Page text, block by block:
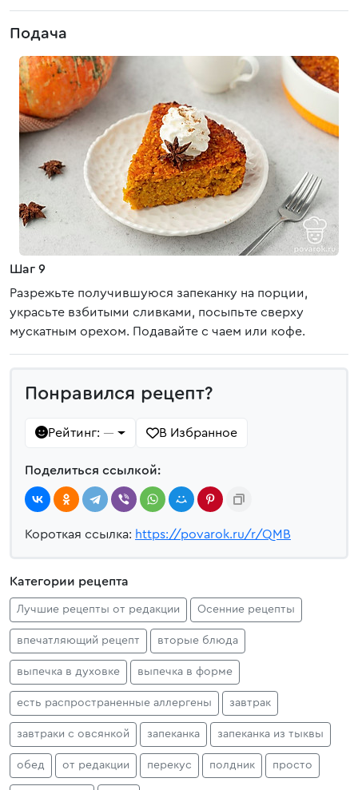
Подача
Шаг 9
Разрежьте получившуюся запеканку на порции,
украсьте взбитыми сливками, посыпьте сверху
мускатным орехом. Подавайте с чаем или кофе.
Понравился рецепт?
Рейтинг: — В Избранное
Поделиться ссылкой:
Короткая ссылка: https://povarok.ru/r/QMB
Категории рецепта
Лучшие рецепты от редакции Осенние рецепты
впечатляющий рецепт вторые блюда
выпечка в духовке выпечка в форме
есть распространенные аллергены завтрак
завтраки с овсянкой запеканка запеканка из тыквы
обед от редакции перекус полдник просто